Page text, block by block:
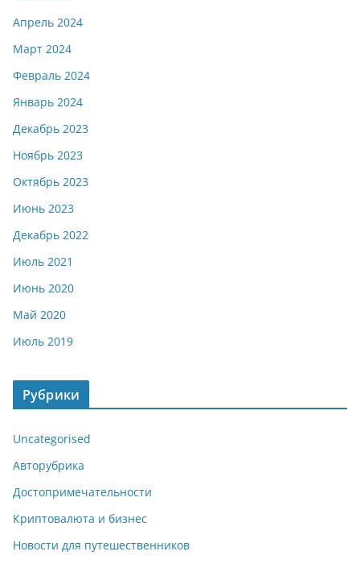
Апрель 2024
Март 2024
Февраль 2024
Январь 2024
Декабрь 2023
Ноябрь 2023
Октябрь 2023
Июнь 2023
Декабрь 2022
Июль 2021
Июнь 2020
Май 2020
Июль 2019
Рубрики
Uncategorised
Авторубрика
Достопримечательности
Криптовалюта и бизнес
Новости для путешественников